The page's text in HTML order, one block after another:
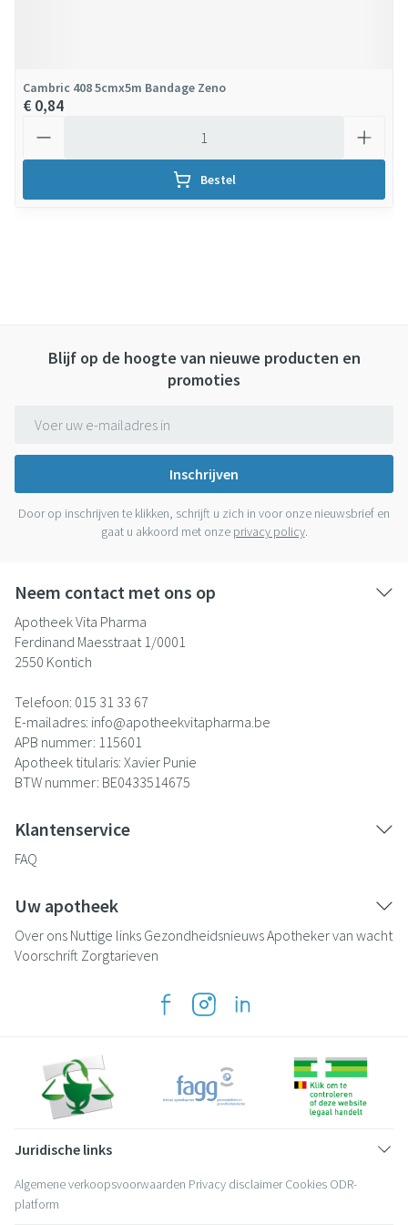
Cambric 408 5cmx5m Bandage Zeno
€ 0,84
Bestel
Blijf op de hoogte van nieuwe producten en
promoties
Inschrijven
Door op inschrijven te klikken, schrijft u zich in voor onze nieuwsbrief en
gaat u akkoord met onze privacy policy.
Neem contact met ons op
Apotheek Vita Pharma
Ferdinand Maesstraat 1/0001
2550 Kontich
Telefoon: 015 31 33 67
E-mailadres: info@apotheekvitapharma.be
APB nummer: 115601
Apotheek titularis: Xavier Punie
BTW nummer: BE0433514675
Klantenservice
FAQ
Uw apotheek
Over ons Nuttige links GezondheidsnieuwsApotheker van wacht
Voorschrift Zorgtarieven
Juridische links
Algemene verkoopsvoorwaarden Privacy disclaimer Cookies ODR-
platform